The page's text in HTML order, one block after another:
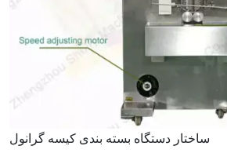
ساختار دستگاه بسته بندی کیسه گرانول